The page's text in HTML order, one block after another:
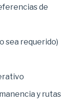
de
sea requerido)
y rutas